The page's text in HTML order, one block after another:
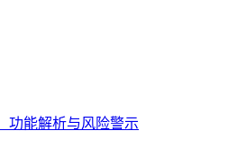
功能解析与风险警示